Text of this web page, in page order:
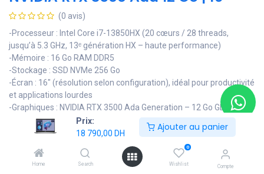
Prix:
18 790,00 DH
Ajouter au panier
Home Search
0
Wishlist Compte
(0 avis)
-Processeur : Intel Core i7-13850HX (20 cœurs / 28 threads,
jusqu’à 5.3 GHz, 13ᵉ génération HX – haute performance)
-Mémoire : 16 Go RAM DDR5
-Stockage : SSD NVMe 256 Go
-Écran : 16" (résolution selon configuration), idéal pour productivité
et applications lourdes
-Graphiques : NVIDIA RTX 3500 Ada Generation – 12 Go GDDR6
-Connectivité : Wi-Fi 6E, Bluetooth 5.x, USB-C Thunderbolt 4, USB-
A, HDMI, RJ45, lecteur carte SD
-Webcam : FHD/IR avec obturateur (selon configuration)
-Clavier : AZERTY rétroéclairé
-Sécurité : TPM 2.0, lecteur d’empreintes, caméra IR Windows